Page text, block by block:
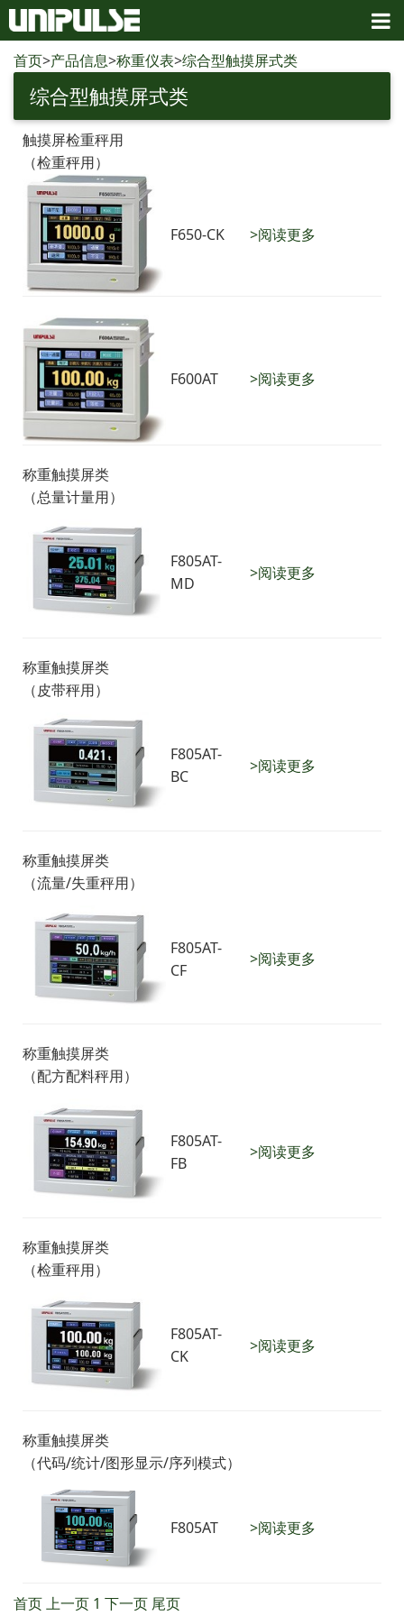
首页>产品信息>称重仪表>综合型触摸屏式类
综合型触摸屏式类
触摸屏检重秤用
（检重秤用）
F650-CK >阅读更多
F600AT >阅读更多
称重触摸屏类
（总量计量用）
F805AT-
MD
>阅读更多
称重触摸屏类
（皮带秤用）
F805AT-
BC
>阅读更多
称重触摸屏类
（流量/失重秤用）
F805AT-
CF
>阅读更多
称重触摸屏类
（配方配料秤用）
F805AT-
FB
>阅读更多
称重触摸屏类
（检重秤用）
F805AT-
CK
>阅读更多
称重触摸屏类
（代码/统计/图形显示/序列模式）
F805AT >阅读更多
首页上一页 1 下一页 尾页